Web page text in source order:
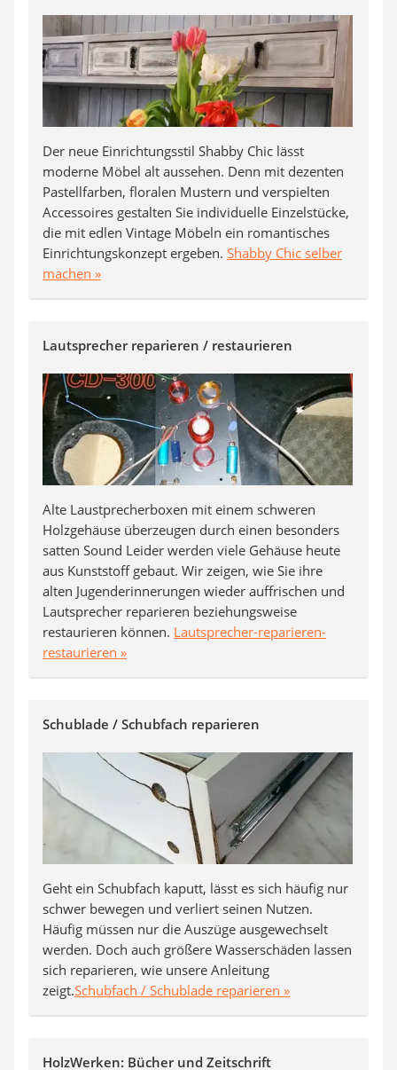
Der neue Einrichtungsstil Shabby Chic lässt
moderne Möbel alt aussehen. Denn mit dezenten
Pastellfarben, floralen Mustern und verspielten
Accessoires gestalten Sie individuelle Einzelstücke,
die mit edlen Vintage Möbeln ein romantisches
Einrichtungskonzept ergeben. Shabby Chic selber
machen »
Lautsprecher reparieren / restaurieren
Alte Laustprecherboxen mit einem schweren
Holzgehäuse überzeugen durch einen besonders
satten Sound Leider werden viele Gehäuse heute
aus Kunststoff gebaut. Wir zeigen, wie Sie ihre
alten Jugenderinnerungen wieder auffrischen und
Lautsprecher reparieren beziehungsweise
restaurieren können. Lautsprecher-reparieren-
restaurieren »
Schublade / Schubfach reparieren
Geht ein Schubfach kaputt, lässt es sich häufig nur
schwer bewegen und verliert seinen Nutzen.
Häufig müssen nur die Auszüge ausgewechselt
werden. Doch auch größere Wasserschäden lassen
sich reparieren, wie unsere Anleitung
zeigt.Schubfach / Schublade reparieren »
HolzWerken: Bücher und Zeitschrift